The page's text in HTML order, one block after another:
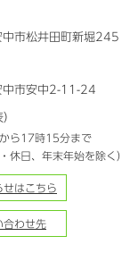
市松井田町新堀245
市安中2-11-24
ら17時15分まで
休日、年末年始を除く）
せはこちら
合わせ先